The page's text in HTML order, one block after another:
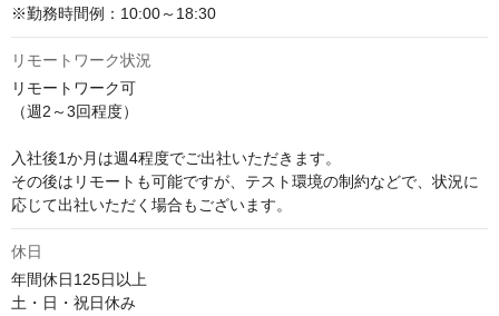
※勤務時間例：10:00～18:30
リモートワーク状況
リモートワーク可
（週2～3回程度）
入社後1か月は週4程度でご出社いただきます。
その後はリモートも可能ですが、テスト環境の制約などで、状況に
応じて出社いただく場合もございます。
休日
年間休日125日以上
土・日・祝日休み